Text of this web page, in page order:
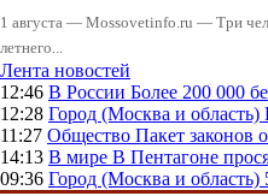
1 августа — Mossovetinfo.ru — Три
летнего...
Лента новостей
12:46 В России Более 200 000
12:28 Город (Москва и область)
11:27 Общество Пакет законов
14:13 В мире В Пентагоне
09:36 Город (Москва и область)